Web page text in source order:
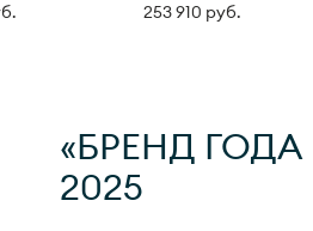
253 910 руб.
«БРЕНД ГОДА
2025